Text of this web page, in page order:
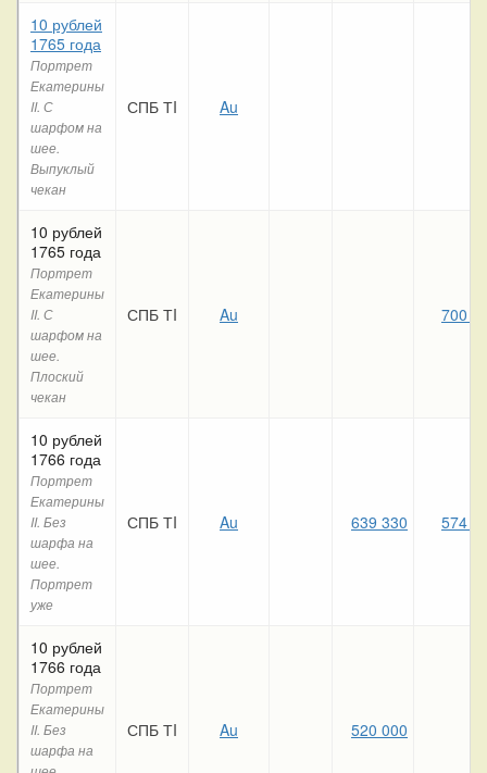
10 рублей
1765 года
Портрет
Екатерины
II. С
шарфом на
шее.
Выпуклый
чекан
СПБ ТI Au
10 рублей
1765 года
Портрет
Екатерины
II. С
шарфом на
шее.
Плоский
чекан
СПБ ТI Au 700
10 рублей
1766 года
Портрет
Екатерины
II. Без
шарфа на
шее.
Портрет
уже
СПБ ТI Au 639 330 574
10 рублей
1766 года
Портрет
Екатерины
II. Без
шарфа на
СПБ ТI Au 520 000